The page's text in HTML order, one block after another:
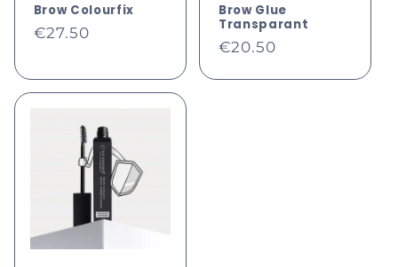
Brow Colourfix
Normale
€27.50
Brow Glue
Transparant
Normale
€20.50